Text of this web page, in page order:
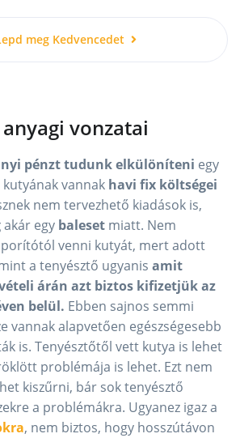
meg Kedvencedet
vonzatai
pénzt tudunk elkülöníteni egy
vannak havi fix költségei
nem tervezhető kiadások is,
akár egy baleset miatt. Nem
venni kutyát, mert adott
a tenyésztő ugyanis amit
árán azt biztos kifizetjük az
belül. Ebben sajnos semmi
vannak alapvetően egészségesebb
is. Tenyésztőtől vett kutya is lehet
problémája is lehet. Ezt nem
kiszűrni, bár sok tenyésztő
a problémákra. Ugyanez igaz a
, nem biztos, hogy hosszútávon